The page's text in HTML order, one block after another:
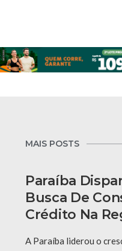
MAIS POSTS
Paraíba
Busca De
Crédito Na
A Paraíba liderou o